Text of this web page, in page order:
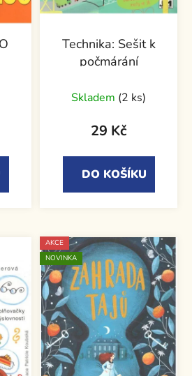
Technika: Sešit k
počmárání
Skladem (2 ks)
29 Kč
DO KOŠÍKU
AKCE
NOVINKA